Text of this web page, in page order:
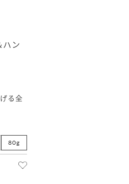
ン
る全
80g